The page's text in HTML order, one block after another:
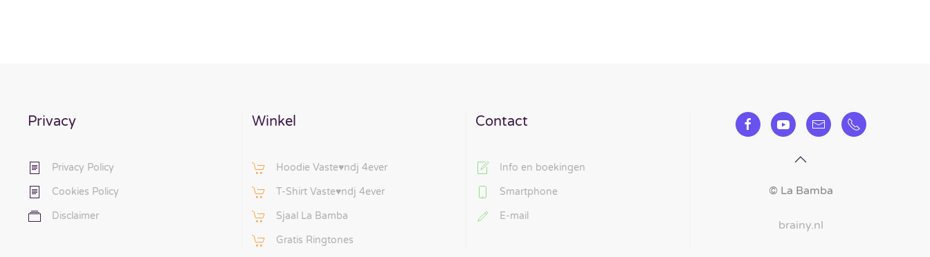
Privacy
Privacy Policy
Cookies Policy
Disclaimer
Winkel
Hoodie Vaste♥ndj 4ever
T-Shirt Vaste♥ndj 4ever
Sjaal La Bamba
Gratis Ringtones
Contact
Info en boekingen
Smartphone
E-mail
©La Bamba
brainy.nl